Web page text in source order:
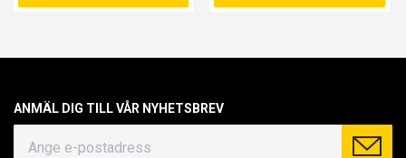
ANMÄL DIG TILL VÅR NYHETSBREV